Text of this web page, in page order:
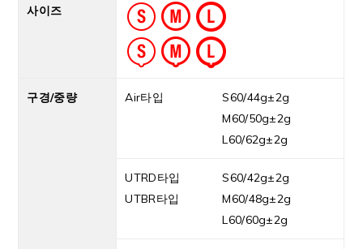
사이즈
구경/중량 Air타입
S60/44g±2g
M60/50g±2g
L60/62g±2g
UTRD타입
UTBR타입
S60/42g±2g
M60/48g±2g
L60/60g±2g